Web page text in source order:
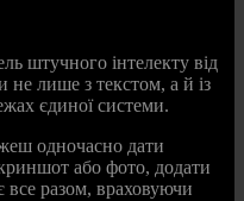
штучного інтелекту від
не лише з текстом, а й із
єдиної системи.
одночасно дати
або фото, додати
все разом, враховуючи